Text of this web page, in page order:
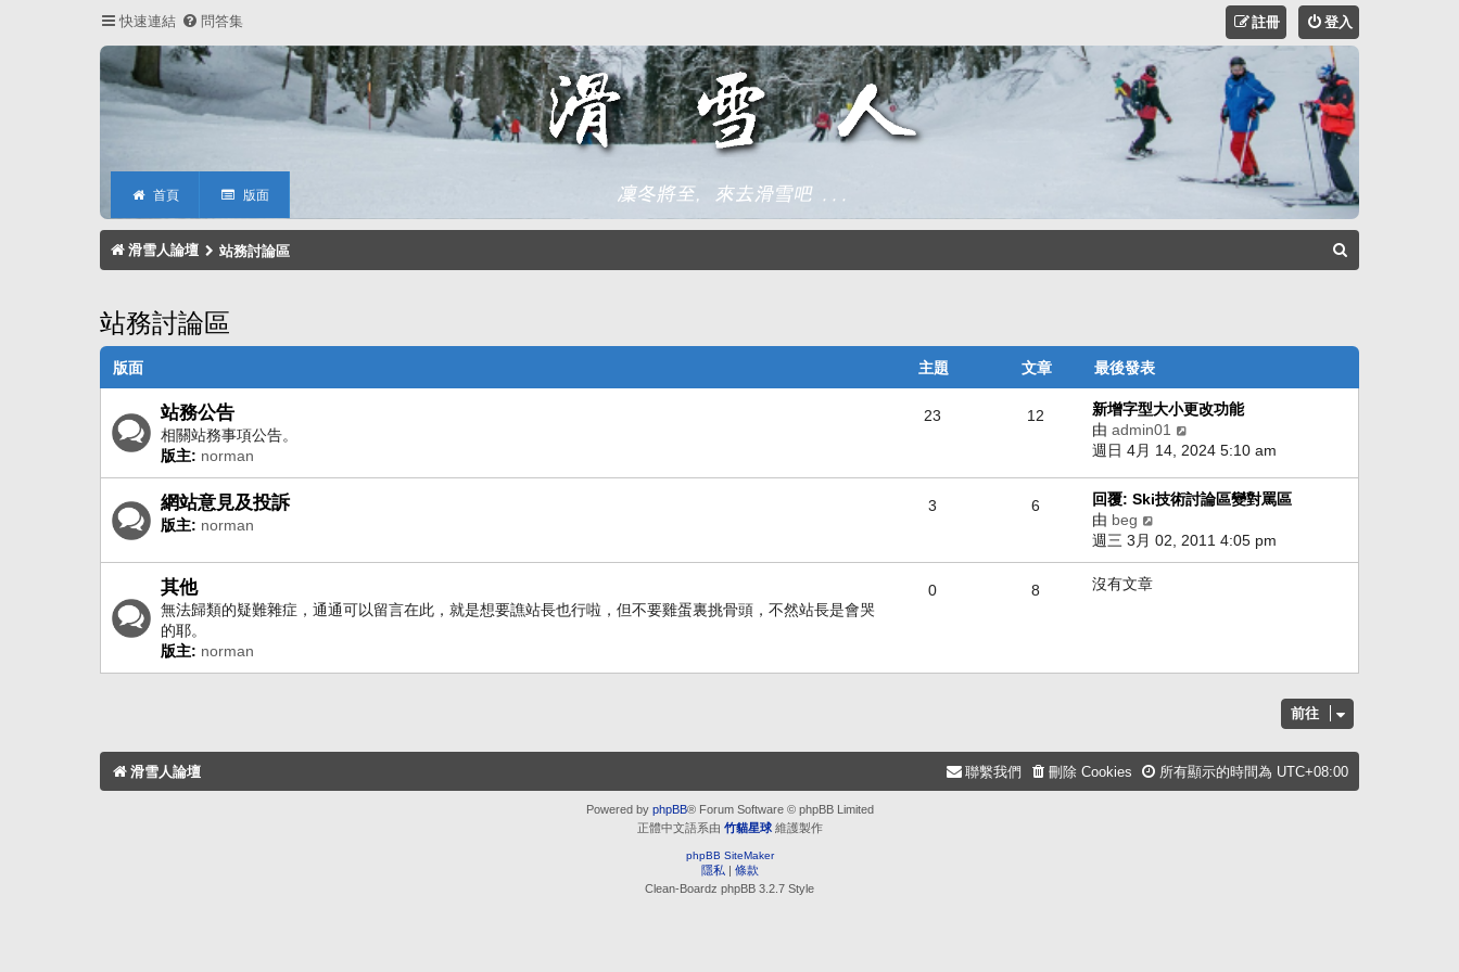
快速連結 問答集 登入
註冊
首頁 版面
滑雪人論壇 站務討論區
站務討論區
版面 主題 文章 最後發表
站務公告
相關站務事項公告。
版主: norman
23 12
新增字型大小更改功能
由 admin01
視
後
發
表
週日 4月 14, 2024 5:10 am
網站意見及投訴
版主: norman
3 6
回覆: Ski技術討論區變對罵區
由 beg
視
最
週三 3月 02, 2011 4:05 pm
其他
無法歸類的疑難雜症，通通可以留言在此，就是想要譙站長也行啦，但不要雞蛋裏挑骨頭，不然站長是會哭
的耶。
版主: norman
0 8 沒有文章
前往
滑雪人論壇 所有顯示的時間為 UTC+08:00
刪除 Cookies
聯繫我們
Powered by phpBB® Forum Software © phpBB Limited
正體中文語系由 竹貓星球維護製作
phpBB SiteMaker
隱私 | 條款
Clean-Boardz phpBB 3.2.7 Style